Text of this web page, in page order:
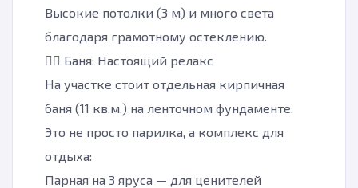
Высокие потолки (3 м) и много света
благодаря грамотному остеклению.
🧖‍♂️ Баня: Настоящий релакс
На участке стоит отдельная кирпичная
баня (11 кв.м.) на ленточном фундаменте.
Это не просто парилка, а комплекс для
отдыха:
Парная на 3 яруса — для ценителей